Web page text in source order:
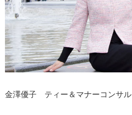
金澤優子 ティー＆マナーコンサル